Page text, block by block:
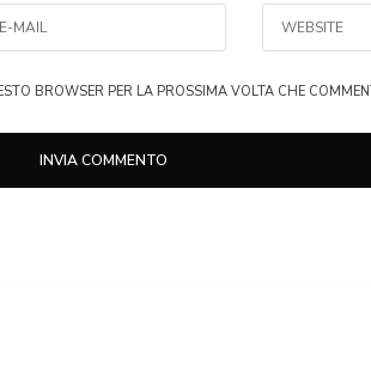
BROWSER PER LA PROSSIMA VOLTA CHE